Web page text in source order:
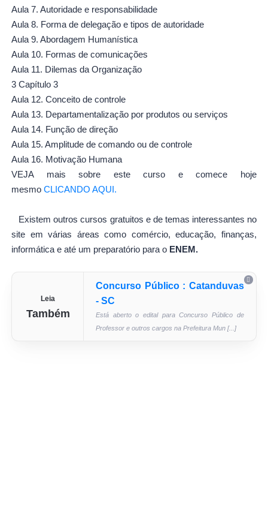
Aula 7. Autoridade e responsabilidade
Aula 8. Forma de delegação e tipos de autoridade
Aula 9. Abordagem Humanística
Aula 10. Formas de comunicações
Aula 11. Dilemas da Organização
3 Capítulo 3
Aula 12. Conceito de controle
Aula 13. Departamentalização por produtos ou serviços
Aula 14. Função de direção
Aula 15. Amplitude de comando ou de controle
Aula 16. Motivação Humana
VEJA mais sobre este curso e comece hoje
mesmoCLICANDO AQUI.
Existem outros cursos gratuitos e de temas interessantes no
site em várias áreas como comércio, educação, finanças,
informática e até um preparatório para o ENEM.
Leia
Também
Concurso Público : Catanduvas
- SC
Está aberto o edital para Concurso Público de
Professor e outros cargos na Prefeitura Mun [...]